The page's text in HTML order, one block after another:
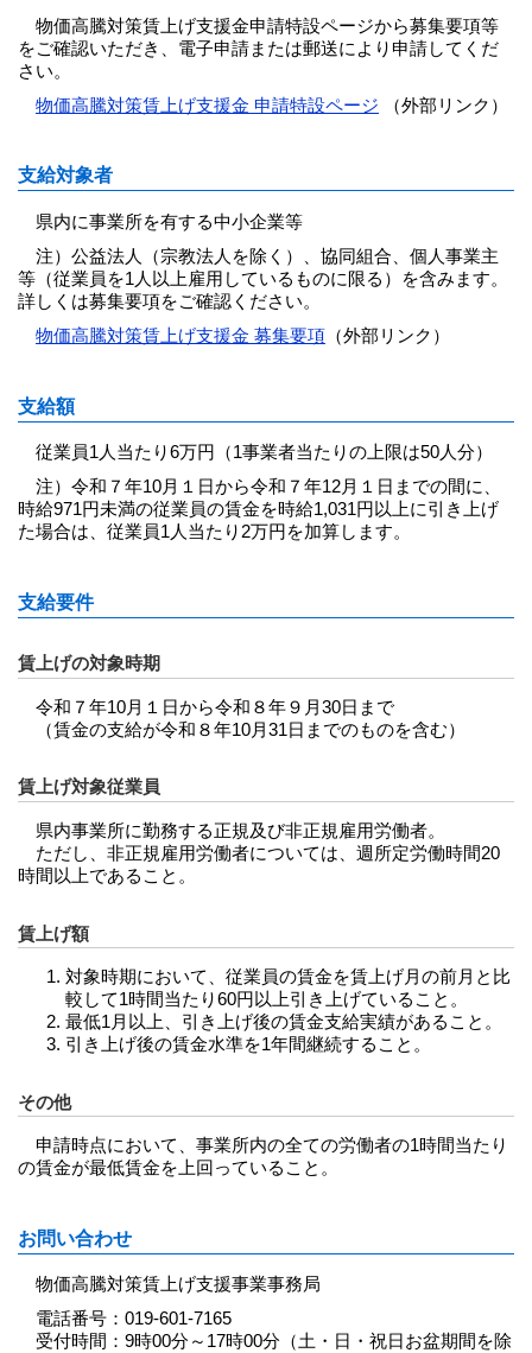
物価高騰対策賃上げ支援金申請特設ページから募集要項等
をご確認いただき、電子申請または郵送により申請してくだ
さい。
物価高騰対策賃上げ支援金 申請特設ページ （外部リンク）
支給対象者
県内に事業所を有する中小企業等
注）公益法人（宗教法人を除く）、協同組合、個人事業主
等（従業員を1人以上雇用しているものに限る）を含みます。
詳しくは募集要項をご確認ください。
物価高騰対策賃上げ支援金 募集要項 （外部リンク）
支給額
従業員1人当たり6万円（1事業者当たりの上限は50人分）
注）令和７年10月１日から令和７年12月１日までの間に、
時給971円未満の従業員の賃金を時給1,031円以上に引き上げ
た場合は、従業員1人当たり2万円を加算します。
支給要件
賃上げの対象時期
令和７年10月１日から令和８年９月30日まで
（賃金の支給が令和８年10月31日までのものを含む）
賃上げ対象従業員
県内事業所に勤務する正規及び非正規雇用労働者。
ただし、非正規雇用労働者については、週所定労働時間20
時間以上であること。
賃上げ額
対象時期において、従業員の賃金を賃上げ月の前月と比
較して1時間当たり60円以上引き上げていること。
最低1月以上、引き上げ後の賃金支給実績があること。
引き上げ後の賃金水準を1年間継続すること。
その他
申請時点において、事業所内の全ての労働者の1時間当たり
の賃金が最低賃金を上回っていること。
お問い合わせ
物価高騰対策賃上げ支援事業事務局
電話番号：019-601-7165
受付時間：9時00分～17時00分（土・日・祝日お盆期間を除